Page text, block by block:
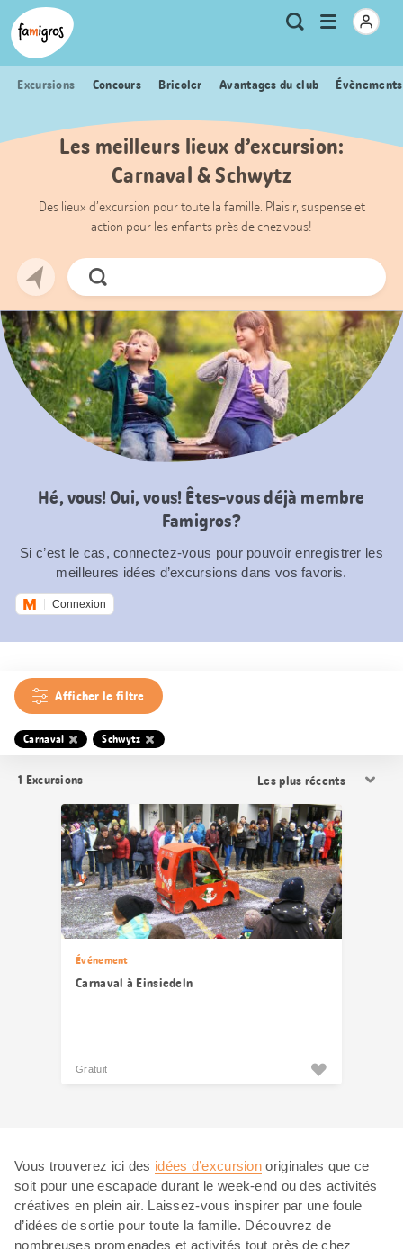
Signets
de
navigation
Header
Logo Métanavigation
RechercheOuvrir
Excursions Concours Bricoler Avantages du club
Les meilleurs lieux d’excursion:
Carnaval & Schwytz
Des lieux d’excursion pour toute la famille. Plaisir, suspense et
action pour les enfants près de chez vous!
Chercher
Hé, vous! Oui, vous! Êtes-vous déjà membre
Famigros?
Si c’est le cas, connectez-vous pour pouvoir enregistrer les
meilleures idées d’excursions dans vos favoris.
Connexion
Afficher le filtre
Carnaval Schwytz
1 Excursions
les
résultats
Événement
Carnaval à Einsiedeln
Gratuit
Vous trouverez ici des idées d’excursion originales que ce
soit pour une escapade durant le week-end ou des activités
créatives en plein air. Laissez-vous inspirer par une foule
d’idées de sortie pour toute la famille. Découvrez de
nombreuses promenades et activités tout près de chez